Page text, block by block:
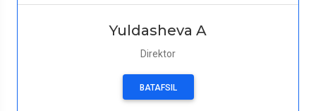
Yuldasheva A
Direktor
BATAFSIL